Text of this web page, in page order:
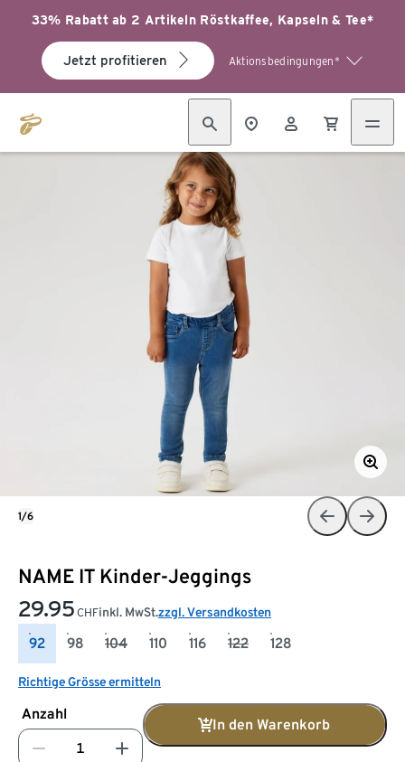
33% Rabatt ab 2 Artikeln Röstkaffee, Kapseln & Tee*
Jetzt profitieren Aktionsbedingungen*
NAME IT Kinder-Jeggings
29.95 CHFinkl. MwSt.zzgl. Versandkosten
92 98 104 110 116 122 128
Richtige Grösse ermitteln
Anzahl
In den Warenkorb
1/6